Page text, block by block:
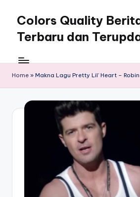
content
Colors Quality
Terbaru dan
Home » Makna Lagu Pretty Lil’ Heart –